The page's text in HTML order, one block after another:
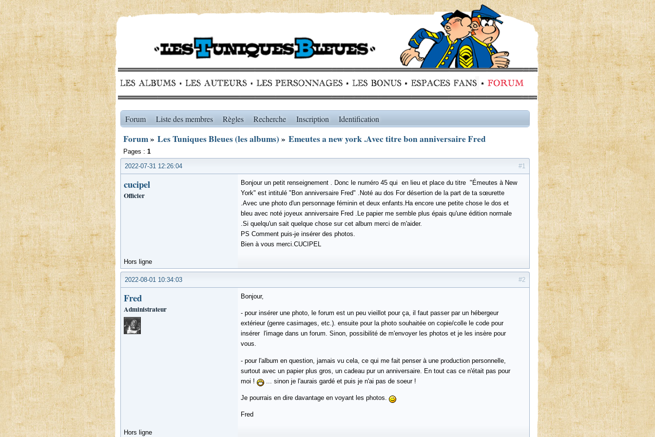
Forum Liste des membres Règles Recherche Inscription Identification
Forum» Les Tuniques Bleues (les albums) » Emeutes a new york .Avec titre bon anniversaire Fred
Pages : 1
#1
2022-07-31 12:26:04
cucipel
Officier
Bonjour un petit renseignement . Donc le numéro 45 qui en lieu et place du titre "Émeutes à New
York" est intitulé "Bon anniversaire Fred" .Noté au dos For désertion de la part de ta sœurette
.Avec une photo d'un personnage féminin et deux enfants.Ha encore une petite chose le dos et
bleu avec noté joyeux anniversaire Fred .Le papier me semble plus épais qu'une édition normale
.Si quelqu'un sait quelque chose sur cet album merci de m'aider.
PS Comment puis-je insérer des photos.
Bien à vous merci.CUCIPEL
Hors ligne
#2
2022-08-01 10:34:03
Fred
Administrateur
Bonjour,
- pour insérer une photo, le forum est un peu vieillot pour ça, il faut passer par un hébergeur
extérieur (genre casimages, etc.). ensuite pour la photo souhaitée on copie/colle le code pour
insérer l'image dans un forum. Sinon, possibilité de m'envoyer les photos et je les insère pour
vous.
- pour l'album en question, jamais vu cela, ce qui me fait penser à une production personnelle,
surtout avec un papier plus gros, un cadeau pur un anniversaire. En tout cas ce n'était pas pour
moi !
... sinon je l'aurais gardé et puis je n'ai pas de soeur !
Je pourrais en dire davantage en voyant les photos.
Fred
Hors ligne